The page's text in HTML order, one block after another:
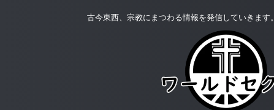
古今東西、宗教にまつわる情報を発信していきます。